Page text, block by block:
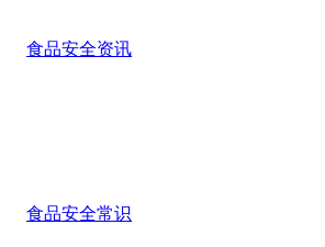
食品安全资讯
食品安全常识